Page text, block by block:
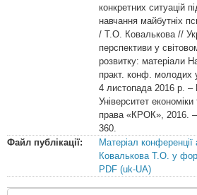
конкретних ситуацій
навчання майбутніх
/ Т.О. Ковалькова //
перспективи у
розвитку: матеріали
практ. конф. молодих
4 листопада 2016 р. –
Університет економіки
права «КРОК», 2016.
360.
Файл публікації:
Матеріал конференції
Ковалькова Т.О. у
PDF (uk-UA)